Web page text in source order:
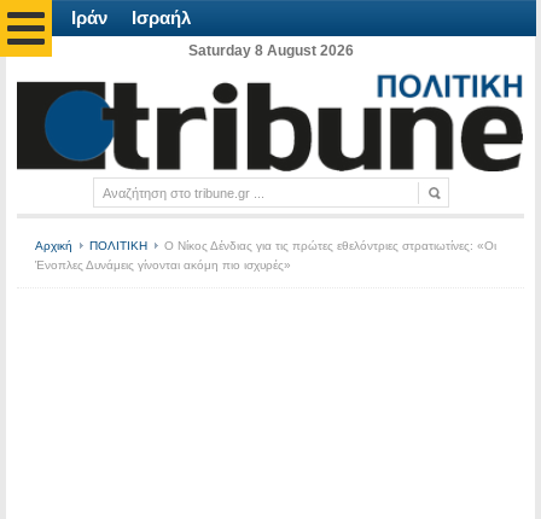
Ιράν Ισραήλ
Saturday 8 August 2026
Αρχική ΠΟΛΙΤΙΚΗ
Ο Νίκος Δένδιας για τις πρώτες εθελόντριες στρατιωτίνες: «Οι
Ένοπλες Δυνάμεις γίνονται ακόμη πιο ισχυρές»